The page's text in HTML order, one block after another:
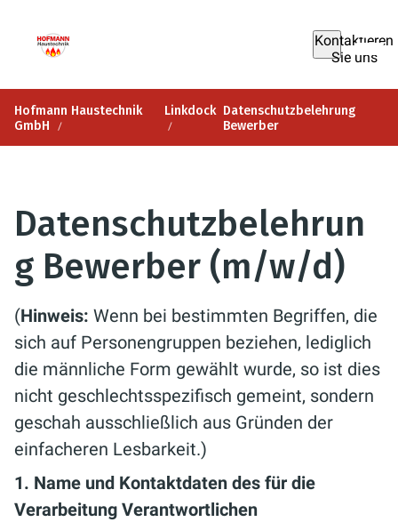
Kontaktieren
Sie uns
Hofmann Haustechnik
GmbH
Linkdock Datenschutzbelehrung
Bewerber
Datenschutzbelehrun
g Bewerber (m/w/d)
(Hinweis: Wenn bei bestimmten Begriffen, die
sich auf Personengruppen beziehen, lediglich
die männliche Form gewählt wurde, so ist dies
nicht geschlechtsspezifisch gemeint, sondern
geschah ausschließlich aus Gründen der
einfacheren Lesbarkeit.)
1. Name und Kontaktdaten des für die
Verarbeitung Verantwortlichen